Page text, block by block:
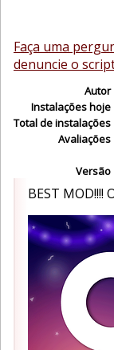
Faça uma
denuncie o
Autor
Instalações hoje
Total de instalações
Avaliações
Versão
BEST MOD!!!!